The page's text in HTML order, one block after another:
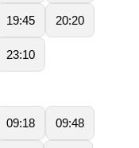
19:45 20:20
23:10
09:18 09:48